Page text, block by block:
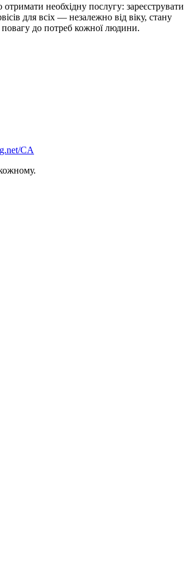
необхідну послугу: зареєструвати
для всіх — незалежно від віку, стану
до потреб кожної людини.
CA